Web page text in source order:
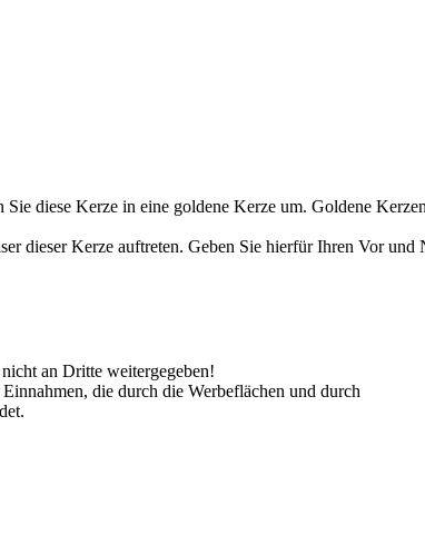
diese Kerze in eine goldene Kerze um. Goldene
dieser Kerze auftreten. Geben Sie hierfür Ihren Vor
an Dritte weitergegeben!
die durch die Werbeflächen und durch